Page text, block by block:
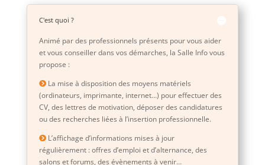
C'est quoi ?
Animé par des professionnels présents pour vous aider
et vous conseiller dans vos démarches, la Salle Info vous
propose :
La mise à disposition des moyens matériels
(ordinateurs, imprimante, internet…) pour effectuer des
CV, des lettres de motivation, déposer des candidatures
ou des recherches liées à l’insertion professionnelle.
L’affichage d’informations mises à jour
régulièrement : offres d’emploi et d’alternance, des
salons et forums, des évènements à venir…